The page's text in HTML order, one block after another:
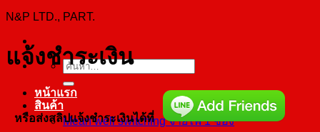
N&P LTD., PART.
ค้นหา:
หน้าแรก
สินค้า
Mean well switching จ่ายไฟ 1 ช่อง
แจ้งชำระเงิน
หรือส่งสลิปแจ้งชำระเงินได้ที่